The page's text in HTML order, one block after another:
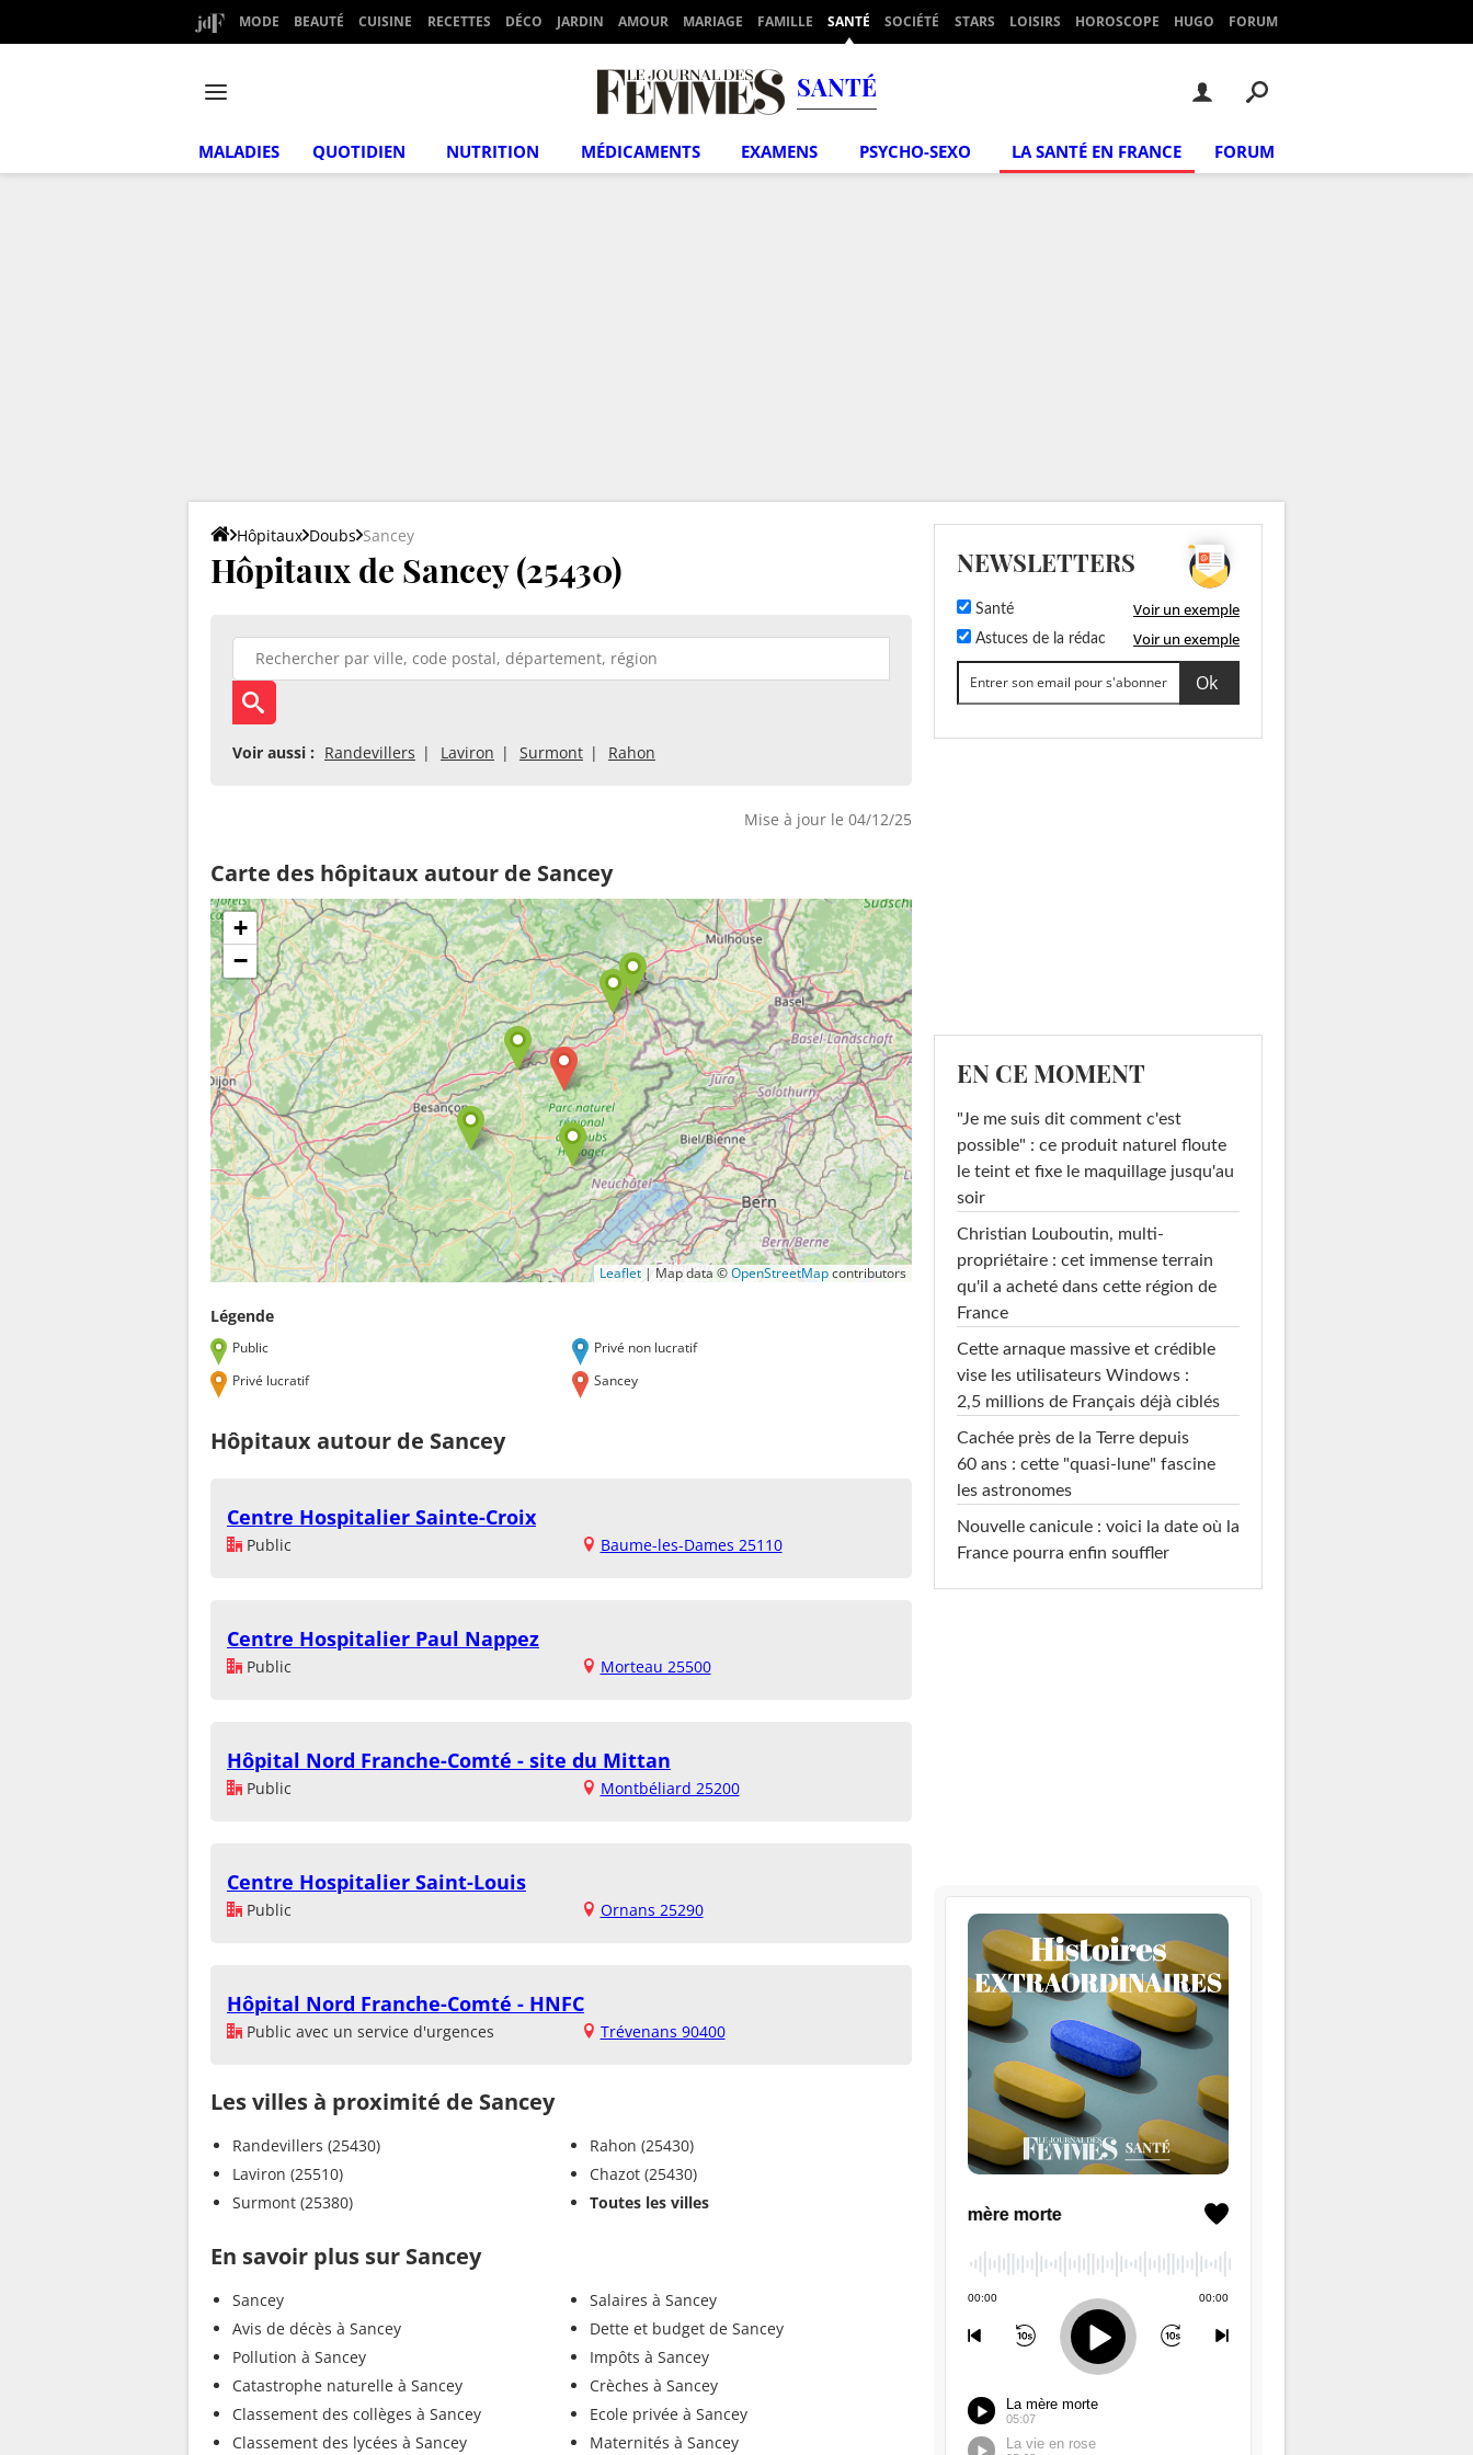
MODE BEAUTÉ CUISINE RECETTES DÉCO JARDIN AMOUR MARIAGE FAMILLE SANTÉ SOCIÉTÉ STARS LOISIRS HOROSCOPE HUGO FORUM
SANTÉ
MALADIES QUOTIDIEN NUTRITION MÉDICAMENTS EXAMENS PSYCHO-SEXO LA SANTÉ EN FRANCE FORUM
Hôpitaux Doubs Sancey
Hôpitaux de Sancey (25430)
Voir aussi : Randevillers Laviron Surmont Rahon
Mise à jour le 04/12/25
Carte des hôpitaux autour de Sancey
+
−
Leaflet | Map data ©OpenStreetMapcontributors
Légende
Public
Privé non lucratif
Privé lucratif
Sancey
Hôpitaux autour de Sancey
Centre Hospitalier Sainte-Croix
Public Baume-les-Dames 25110
Centre Hospitalier Paul Nappez
Public Morteau 25500
Hôpital Nord Franche-Comté - site du Mittan
Public Montbéliard 25200
Centre Hospitalier Saint-Louis
Public Ornans 25290
Hôpital Nord Franche-Comté - HNFC
Public avec un service d'urgences Trévenans 90400
Les villes à proximité de Sancey
Randevillers (25430)
Laviron (25510)
Surmont (25380)
Rahon (25430)
Chazot (25430)
Toutes les villes
En savoir plus sur Sancey
Sancey
Avis de décès à Sancey
Pollution à Sancey
Catastrophe naturelle à Sancey
Classement des collèges à Sancey
Classement des lycées à Sancey
Salaires à Sancey
Dette et budget de Sancey
Impôts à Sancey
Crèches à Sancey
Ecole privée à Sancey
Maternités à Sancey
NEWSLETTERS
Santé Voir un exemple
Astuces de la rédac Voir un exemple
EN CE MOMENT
"Je me suis dit comment c'est
possible" : ce produit naturel floute
le teint et fixe le maquillage jusqu'au
soir
Christian Louboutin, multi-
propriétaire : cet immense terrain
qu'il a acheté dans cette région de
France
Cette arnaque massive et crédible
vise les utilisateurs Windows :
2,5 millions de Français déjà ciblés
Cachée près de la Terre depuis
60 ans : cette "quasi-lune" fascine
les astronomes
Nouvelle canicule : voici la date où la
France pourra enfin souffler